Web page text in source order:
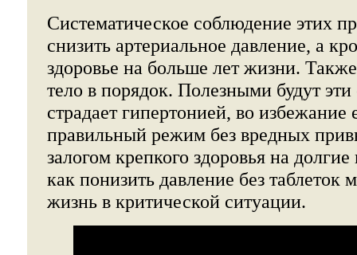
Систематическое соблюдение этих
снизить артериальное давление, а
здоровье на больше лет жизни.
тело в порядок. Полезными будут
страдает гипертонией, во
правильный режим без вредных
залогом крепкого здоровья на
как понизить давление без таблеток
жизнь в критической ситуации.